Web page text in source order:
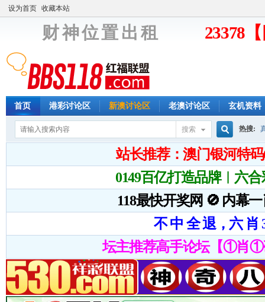
设为首页 收藏本站
财 神 位 置 出 租 23378
首页 港彩讨论区 新澳讨论区 老澳讨论区 玄机资料
搜索
搜
索
热搜: